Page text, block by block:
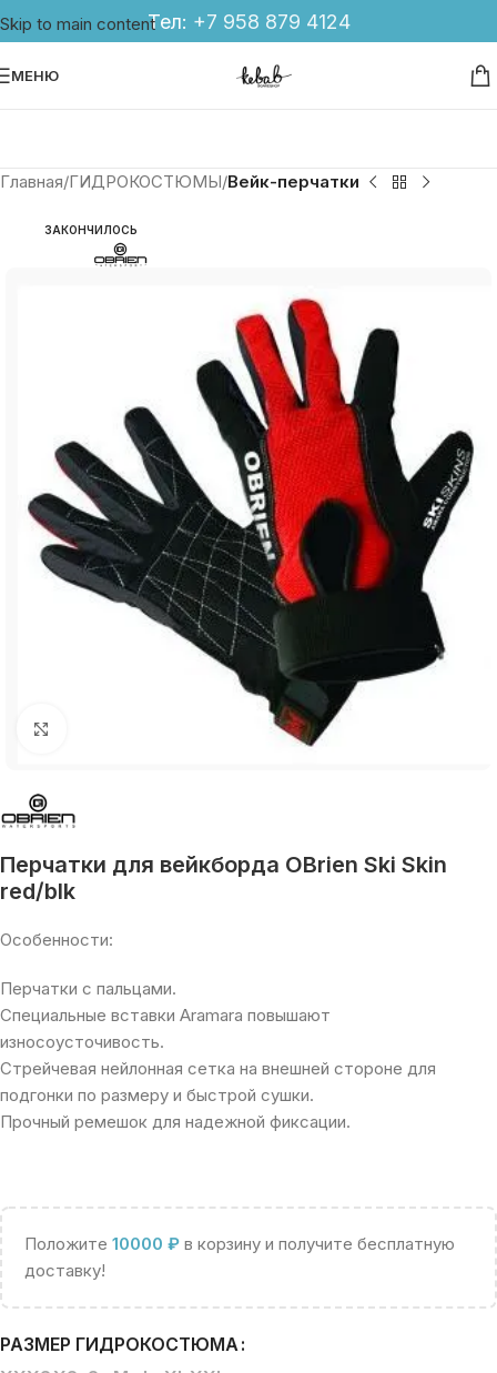
Skip to main contentТел: +7 958 879 4124
МЕНЮ
Главная ГИДРОКОСТЮМЫ Вейк-перчатки
ЗАКОНЧИЛОСЬ
Перчатки для вейкборда OBrien Ski Skin
red/blk
Особенности:
Перчатки с пальцами.
Специальные вставки Aramara повышают
износоусточивость.
Стрейчевая нейлонная сетка на внешней стороне для
подгонки по размеру и быстрой сушки.
Прочный ремешок для надежной фиксации.
Положите 10000 ₽ в корзину и получите бесплатную
доставку!
РАЗМЕР ГИДРОКОСТЮМА